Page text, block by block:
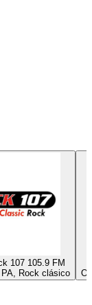
107 105.9 FM
Rock clásico